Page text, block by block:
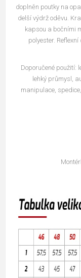
doplněn poutky na
delší výdrž oděvu.
kapsou a bočními
polyester.
Doporučené použití:
lehký průmysl,
manipulace,